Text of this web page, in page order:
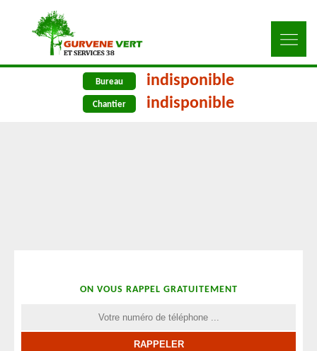
Bureau indisponible
Chantier indisponible
ON VOUS RAPPEL GRATUITEMENT